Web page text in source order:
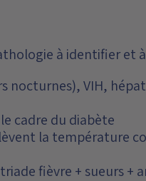
à identifier et
VIH,
cadre du diabète
la température
fièvre + sueurs +